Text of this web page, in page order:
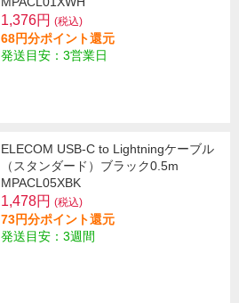
1,376円 (税込)
68円分ポイント還元
発送目安：3営業日
ELECOM USB-C to Lightningケーブル
（スタンダード）ブラック0.5m
MPACL05XBK
1,478円 (税込)
73円分ポイント還元
発送目安：3週間